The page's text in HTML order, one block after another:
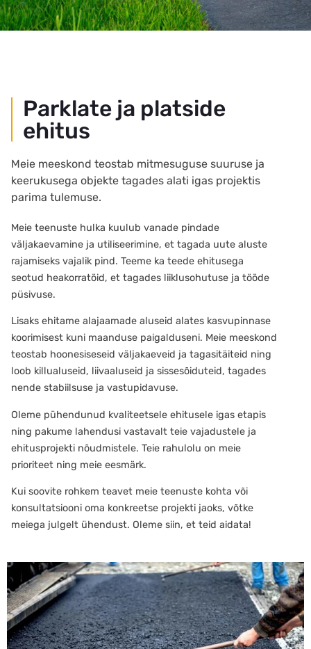
Parklate ja platside
ehitus
Meie meeskond teostab mitmesuguse suuruse ja
keerukusega objekte tagades alati igas projektis
parima tulemuse.
Meie teenuste hulka kuulub vanade pindade
väljakaevamine ja utiliseerimine, et tagada uute aluste
rajamiseks vajalik pind. Teeme ka teede ehitusega
seotud heakorratöid, et tagades liiklusohutuse ja tööde
püsivuse.
Lisaks ehitame alajaamade aluseid alates kasvupinnase
koorimisest kuni maanduse paigalduseni. Meie meeskond
teostab hoonesiseseid väljakaeveid ja tagasitäiteid ning
loob killualuseid, liivaaluseid ja sissesõiduteid, tagades
nende stabiilsuse ja vastupidavuse.
Oleme pühendunud kvaliteetsele ehitusele igas etapis
ning pakume lahendusi vastavalt teie vajadustele ja
ehitusprojekti nõudmistele. Teie rahulolu on meie
prioriteet ning meie eesmärk.
Kui soovite rohkem teavet meie teenuste kohta või
konsultatsiooni oma konkreetse projekti jaoks, võtke
meiega julgelt ühendust. Oleme siin, et teid aidata!